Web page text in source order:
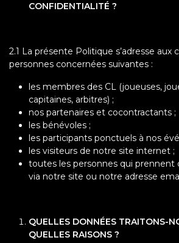
CONFIDENTIALITÉ ?
2.1 La présente Politique s’adresse aux
personnes concernées suivantes :
les membres des CL (joueuses,
capitaines, arbitres) ;
nos partenaires et cocontractants ;
les bénévoles ;
les participants ponctuels à nos
les visiteurs de notre site internet ;
toutes les personnes qui prennent
via notre site ou notre adresse
QUELLES DONNÉES TRAITONS-
QUELLES RAISONS ?